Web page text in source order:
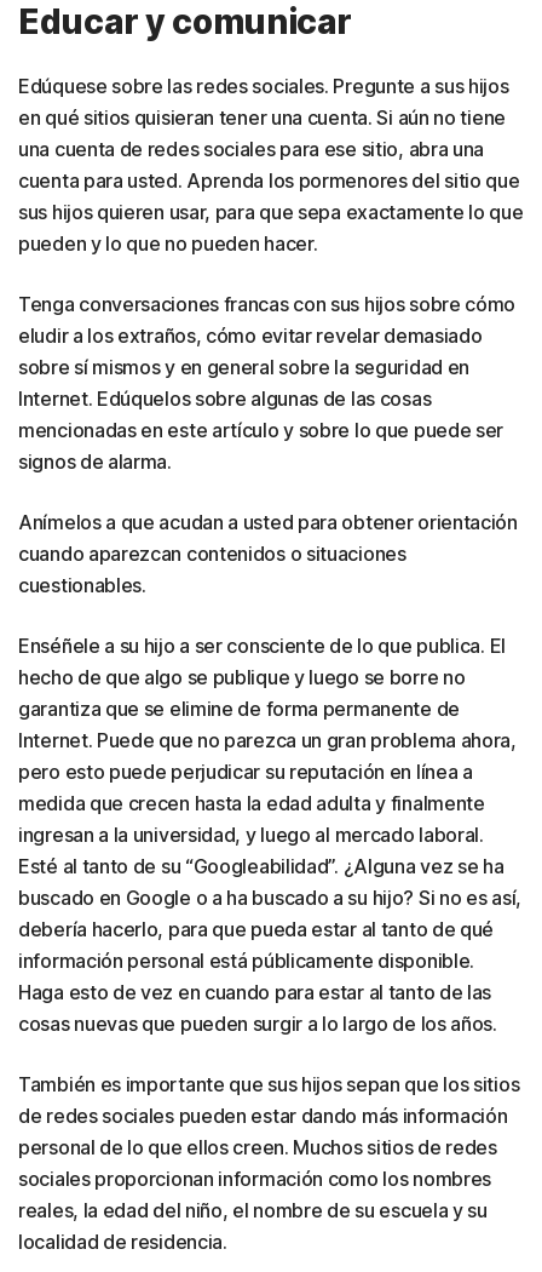
Educar y comunicar
Edúquese sobre las redes sociales. Pregunte a sus hijos
en qué sitios quisieran tener una cuenta. Si aún no tiene
una cuenta de redes sociales para ese sitio, abra una
cuenta para usted. Aprenda los pormenores del sitio que
sus hijos quieren usar, para que sepa exactamente lo que
pueden y lo que no pueden hacer.
Tenga conversaciones francas con sus hijos sobre cómo
eludir a los extraños, cómo evitar revelar demasiado
sobre sí mismos y en general sobre la seguridad en
Internet. Edúquelos sobre algunas de las cosas
mencionadas en este artículo y sobre lo que puede ser
signos de alarma.
Anímelos a que acudan a usted para obtener orientación
cuando aparezcan contenidos o situaciones
cuestionables.
Enséñele a su hijo a ser consciente de lo que publica. El
hecho de que algo se publique y luego se borre no
garantiza que se elimine de forma permanente de
Internet. Puede que no parezca un gran problema ahora,
pero esto puede perjudicar su reputación en línea a
medida que crecen hasta la edad adulta y finalmente
ingresan a la universidad, y luego al mercado laboral.
Esté al tanto de su “Googleabilidad”. ¿Alguna vez se ha
buscado en Google o a ha buscado a su hijo? Si no es así,
debería hacerlo, para que pueda estar al tanto de qué
información personal está públicamente disponible.
Haga esto de vez en cuando para estar al tanto de las
cosas nuevas que pueden surgir a lo largo de los años.
También es importante que sus hijos sepan que los sitios
de redes sociales pueden estar dando más información
personal de lo que ellos creen. Muchos sitios de redes
sociales proporcionan información como los nombres
reales, la edad del niño, el nombre de su escuela y su
localidad de residencia.